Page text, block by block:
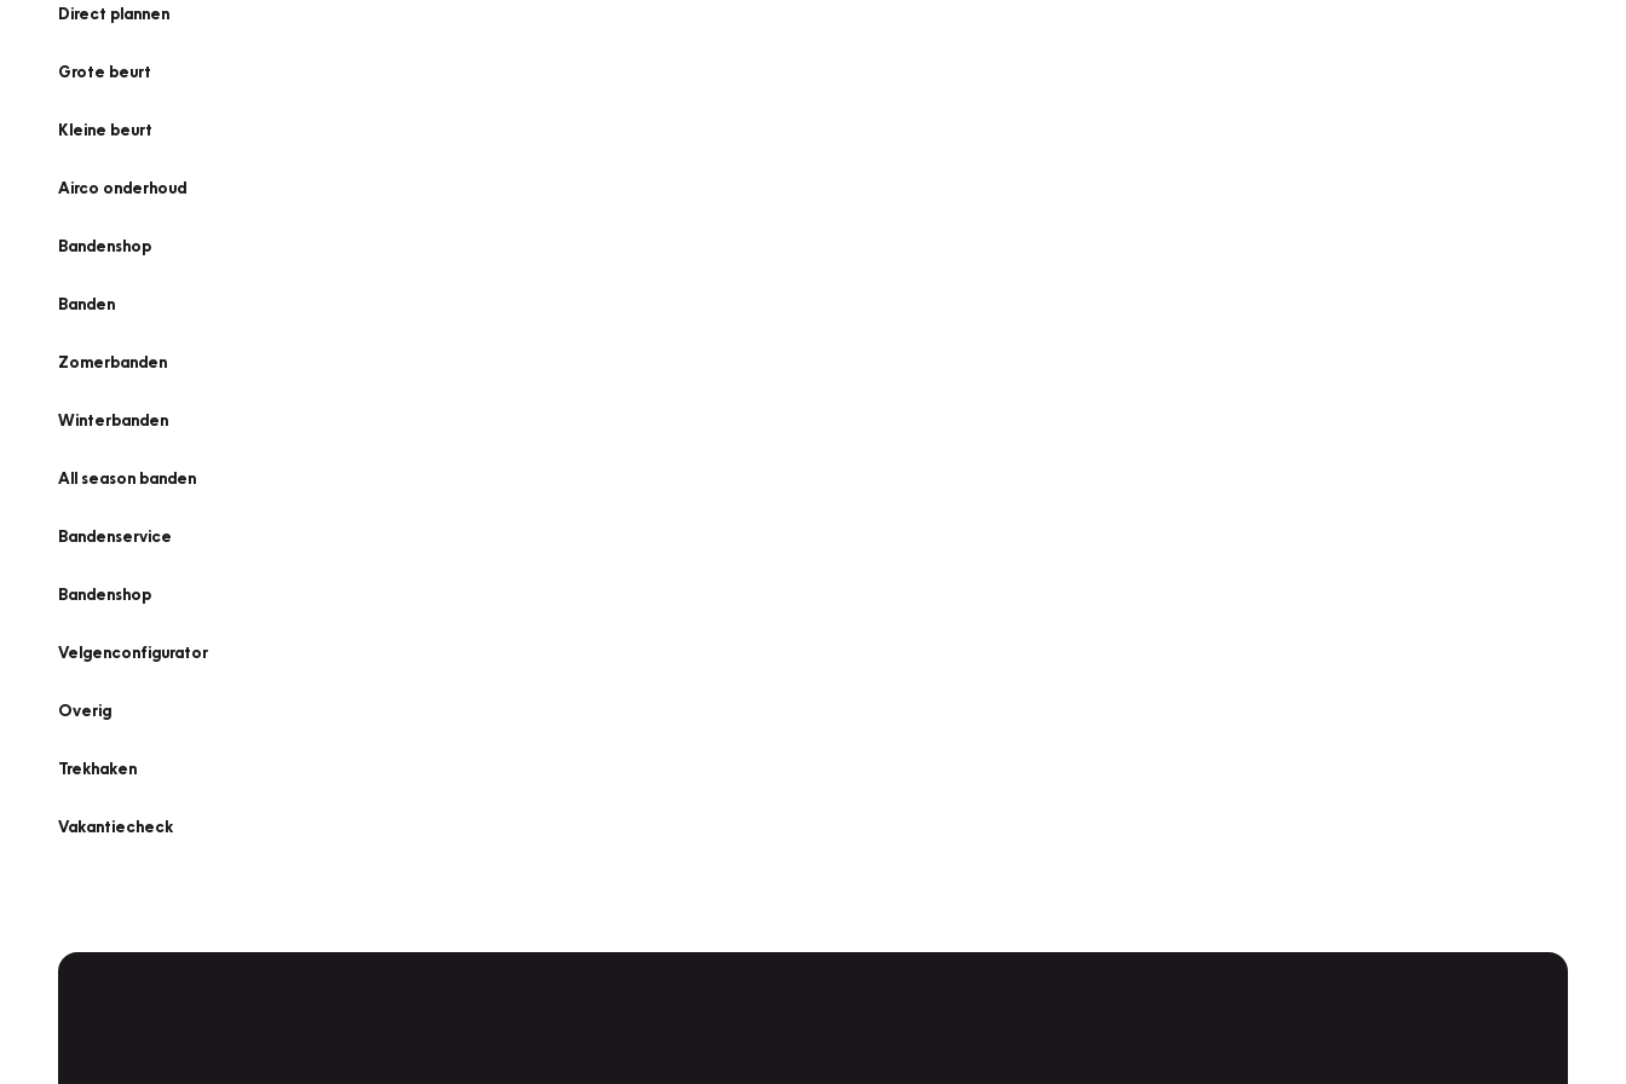
Direct plannen
Grote beurt
Kleine beurt
Airco onderhoud
Bandenshop
Banden
Zomerbanden
Winterbanden
All season banden
Bandenservice
Bandenshop
Velgenconfigurator
Overig
Trekhaken
Vakantiecheck